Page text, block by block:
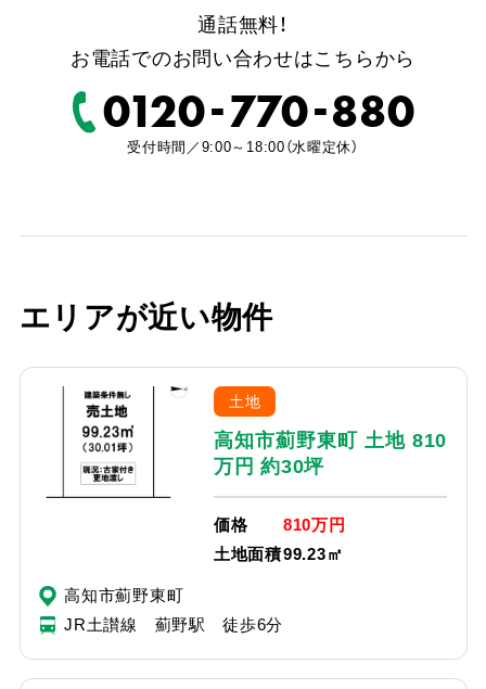
通話無料！
お電話でのお問い合わせはこちらから
0120-770-880
受付時間／9:00～18:00（水曜定休）
エリアが近い物件
土地
高知市薊野東町 土地 810
万円 約30坪
価格
810万円
土地面積99.23㎡
高知市薊野東町
JR土讃線 薊野駅 徒歩6分